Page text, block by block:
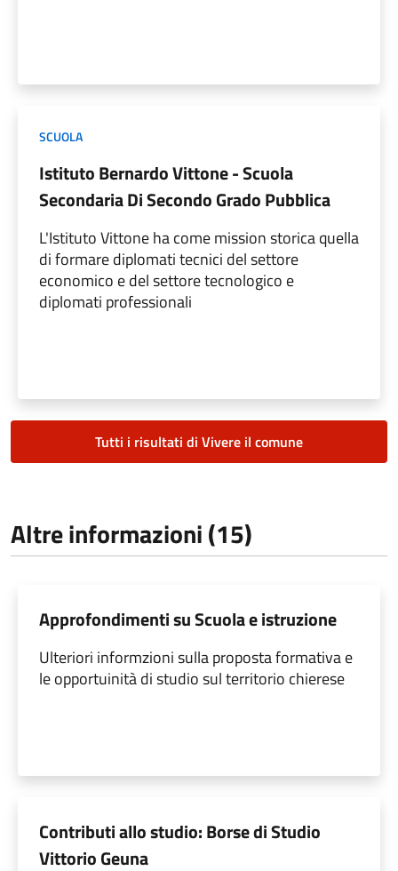
SCUOLA
Istituto Bernardo Vittone - Scuola
Secondaria Di Secondo Grado Pubblica
L'Istituto Vittone ha come mission storica quella
di formare diplomati tecnici del settore
economico e del settore tecnologico e
diplomati professionali
Tutti i risultati di Vivere il comune
Altre informazioni (15)
Approfondimenti su Scuola e istruzione
Ulteriori informzioni sulla proposta formativa e
le opportuinità di studio sul territorio chierese
Contributi allo studio: Borse di Studio
Vittorio Geuna